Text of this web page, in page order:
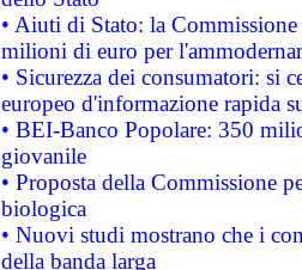
• Aiuti di Stato: la
milioni di euro per
• Sicurezza dei consumatori: si
europeo d'informazione rapida
• BEI-Banco Popolare: 350
giovanile
• Proposta della Commissione
biologica
• Nuovi studi mostrano che i
della banda larga